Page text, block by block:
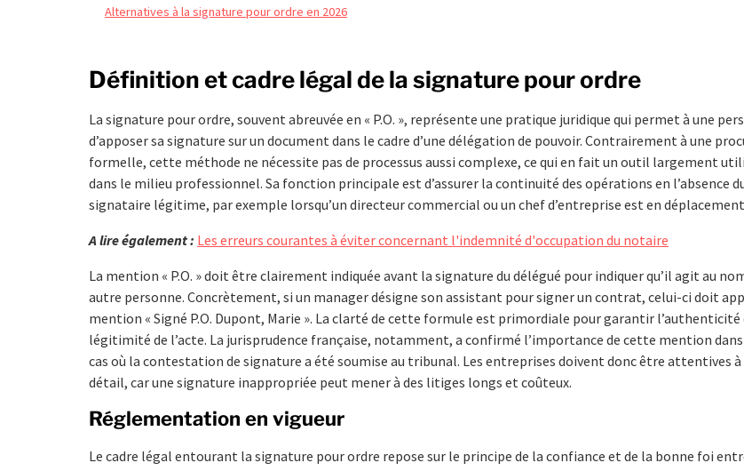
Alternatives à la signature pour ordre en 2026
Définition et cadre légal de la signature pour ordre
La signature pour ordre, souvent abreuvée en « P.O. », représente une pratique juridique qui permet à une
d’apposer sa signature sur un document dans le cadre d’une délégation de pouvoir. Contrairement à une
formelle, cette méthode ne nécessite pas de processus aussi complexe, ce qui en fait un outil largement
dans le milieu professionnel. Sa fonction principale est d’assurer la continuité des opérations en l’absence
signataire légitime, par exemple lorsqu’un directeur commercial ou un chef d’entreprise est en
A lire également : Les erreurs courantes à éviter concernant l'indemnité d'occupation du notaire
La mention « P.O. » doit être clairement indiquée avant la signature du délégué pour indiquer qu’il agit au
autre personne. Concrètement, si un manager désigne son assistant pour signer un contrat, celui-ci doit
mention « Signé P.O. Dupont, Marie ». La clarté de cette formule est primordiale pour garantir l’authenticité
légitimité de l’acte. La jurisprudence française, notamment, a confirmé l’importance de cette mention dans
cas où la contestation de signature a été soumise au tribunal. Les entreprises doivent donc être attentives à
détail, car une signature inappropriée peut mener à des litiges longs et coûteux.
Réglementation en vigueur
Le cadre légal entourant la signature pour ordre repose sur le principe de la confiance et de la bonne foi